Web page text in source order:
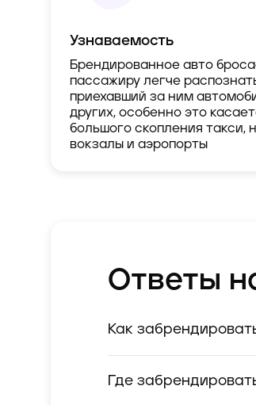
Узнаваемость
Брендированное авто
пассажиру легче
приехавший за ним
других, особенно это
большого скопления такси,
вокзалы и аэропорты
Ответы
Как
Где